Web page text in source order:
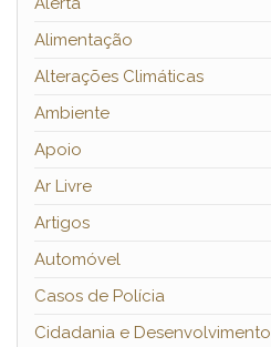
Alimentação
Alterações Climáticas
Ambiente
Apoio
Ar Livre
Artigos
Automóvel
Casos de Polícia
Cidadania e Desenvolvimento